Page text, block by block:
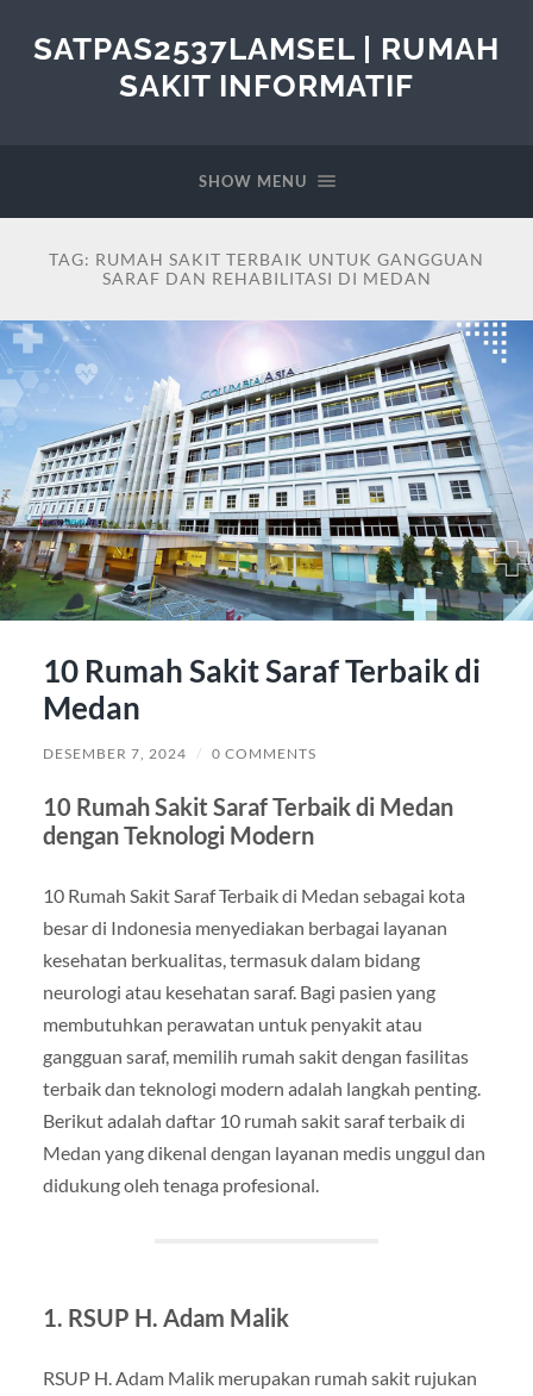
SATPAS2537LAMSEL | RUMAH
SAKIT INFORMATIF
SHOW MENU
TAG: RUMAH SAKIT TERBAIK UNTUK GANGGUAN
SARAF DAN REHABILITASI DI MEDAN
10 Rumah Sakit Saraf Terbaik di
Medan
DESEMBER 7, 2024 / 0 COMMENTS
10 Rumah Sakit Saraf Terbaik di Medan
dengan Teknologi Modern
10 Rumah Sakit Saraf Terbaik di Medan sebagai kota
besar di Indonesia menyediakan berbagai layanan
kesehatan berkualitas, termasuk dalam bidang
neurologi atau kesehatan saraf. Bagi pasien yang
membutuhkan perawatan untuk penyakit atau
gangguan saraf, memilih rumah sakit dengan fasilitas
terbaik dan teknologi modern adalah langkah penting.
Berikut adalah daftar 10 rumah sakit saraf terbaik di
Medan yang dikenal dengan layanan medis unggul dan
didukung oleh tenaga profesional.
1. RSUP H. Adam Malik
RSUP H. Adam Malik merupakan rumah sakit rujukan